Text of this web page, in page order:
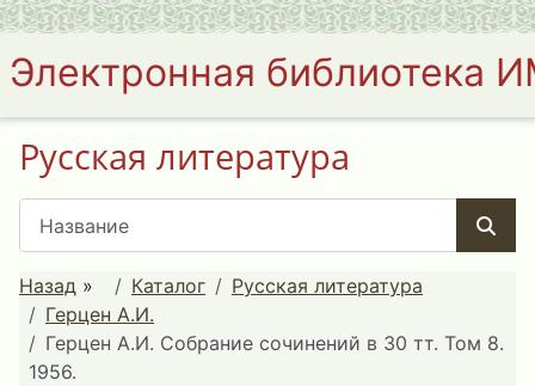
Электронная библиотека
Русская литература
Назад » Каталог
Русская литература
Герцен А.И.
Герцен А.И. Собрание сочинений в 30 тт. Том 8.
1956.